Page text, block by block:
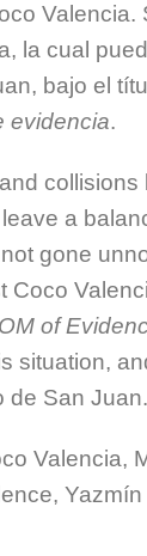
Valencia.
la cual
bajo el
evidencia.
collisions
a
gone
Coco
of
situation,
de San Juan.
Valencia,